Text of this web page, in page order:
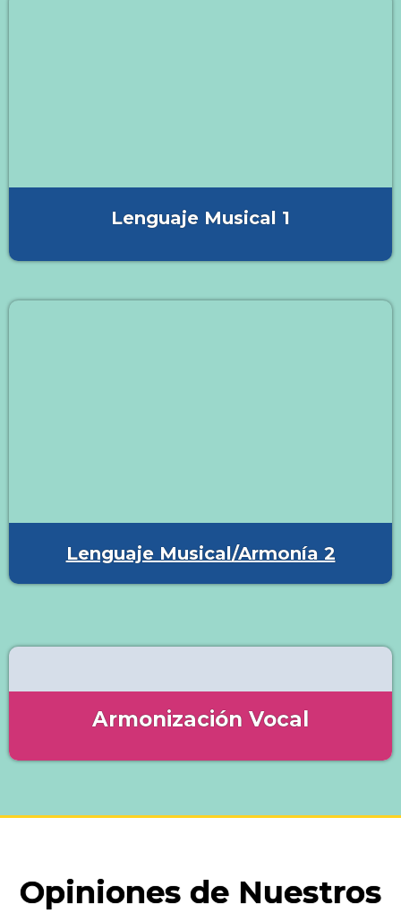
Lenguaje Musical 1
Lenguaje Musical/Armonía 2
Armonización Vocal
Opiniones de Nuestros